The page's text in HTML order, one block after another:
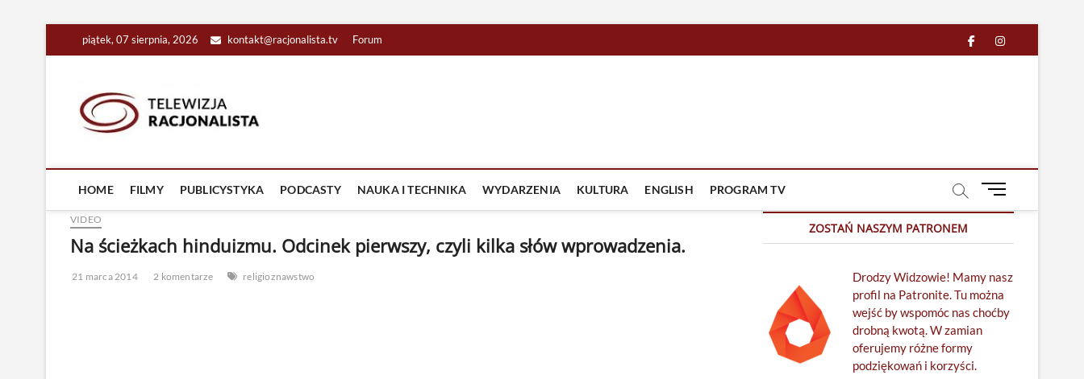
piątek, 07 sierpnia, 2026 kontakt@racjonalista.tv Forum facebook
in
HOME FILMY PUBLICYSTYKA PODCASTY NAUKA I TECHNIKA WYDARZENIA KULTURA ENGLISH PROGRAM TV
M
u
u
t
t
VIDEO
Na ścieżkach hinduizmu. Odcinek pierwszy, czyli kilka słów wprowadzenia.
21 marca 2014 2 komentarze religioznawstwo
ZOSTAŃ NASZYM PATRONEM
Drodzy Widzowie! Mamy nasz
profil na Patronite. Tu można
wejść by wspomóc nas choćby
drobną kwotą. W zamian
oferujemy różne formy
podziękowań i korzyści.